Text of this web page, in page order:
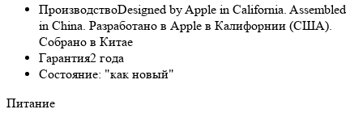
ПроизводствоDesigned by Apple in California. Assembled
in China. Разработано в Apple в Калифорнии (США).
Собрано в Китае
Гарантия2 года
Состояние: "как новый"
Питание